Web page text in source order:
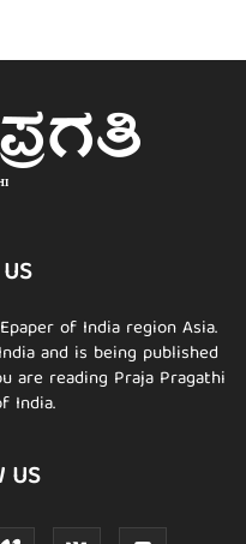
of India region Asia.
and is being published
are reading Praja Pragathi
India.
US